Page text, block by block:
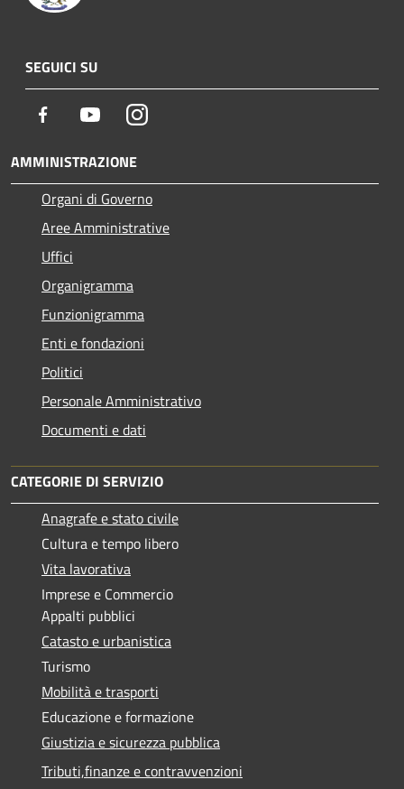
SEGUICI SU
Facebook YoutubeInstagram
AMMINISTRAZIONE
Organi di Governo
Aree Amministrative
Uffici
Organigramma
Funzionigramma
Enti e fondazioni
Politici
Personale Amministrativo
Documenti e dati
CATEGORIE DI SERVIZIO
Anagrafe e stato civile
Cultura e tempo libero
Vita lavorativa
Imprese e Commercio
Appalti pubblici
Catasto e urbanistica
Turismo
Mobilità e trasporti
Educazione e formazione
Giustizia e sicurezza pubblica
Tributi,finanze e contravvenzioni